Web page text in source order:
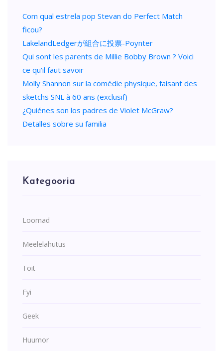
Com qual estrela pop Stevan do Perfect Match
ficou?
LakelandLedgerが組合に投票-Poynter
Qui sont les parents de Millie Bobby Brown ? Voici
ce qu'il faut savoir
Molly Shannon sur la comédie physique, faisant des
sketchs SNL à 60 ans (exclusif)
¿Quiénes son los padres de Violet McGraw?
Detalles sobre su familia
Kategooria
Loomad
Meelelahutus
Toit
Fyi
Geek
Huumor